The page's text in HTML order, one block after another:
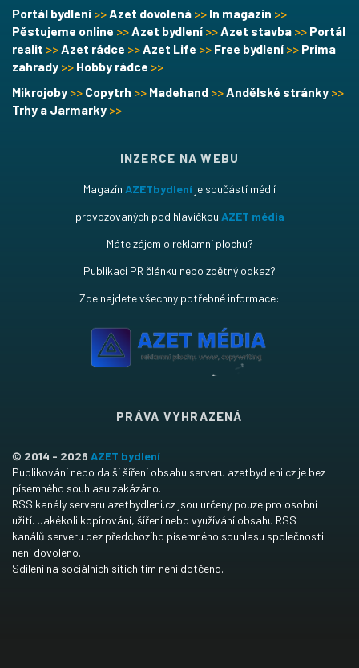
Portál bydlení >>Azet dovolená >> In magazín >>
Pěstujeme online >>Azet bydlení >>Azet stavba >> Portál
realit >>Azet rádce >>Azet Life >> Free bydlení >> Prima
zahrady >> Hobby rádce >>
Mikrojoby >> Copytrh >> Madehand >>Andělské stránky >>
Trhy a Jarmarky >>
INZERCE NA WEBU
Magazín AZETbydlení je součástí médií
provozovaných pod hlavičkou AZET média
Máte zájem o reklamní plochu?
Publikaci PR článku nebo zpětný odkaz?
Zde najdete všechny potřebné informace:
PRÁVA VYHRAZENÁ
© 2014 - 2026 AZET bydlení
Publikování nebo další šíření obsahu serveru azetbydleni.cz je bez
písemného souhlasu zakázáno.
RSS kanály serveru azetbydleni.cz jsou určeny pouze pro osobní
užití. Jakékoli kopírování, šíření nebo využívání obsahu RSS
kanálů serveru bez předchozího písemného souhlasu společnosti
není dovoleno.
Sdílení na sociálních sítích tím není dotčeno.